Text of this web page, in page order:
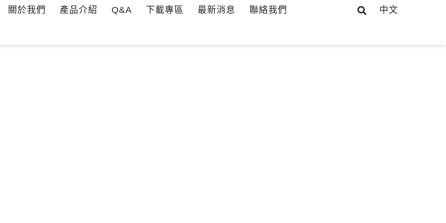
關於我們 產品介紹 Q&A 下載專區 最新消息 聯絡我們 中文